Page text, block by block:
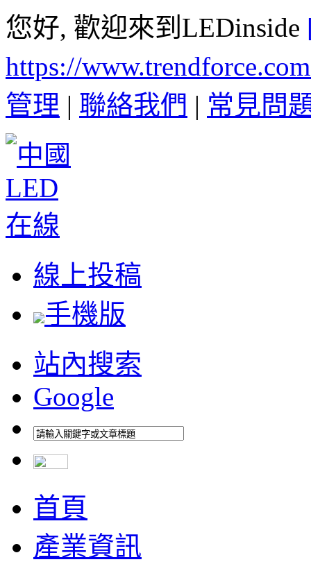
您好, 歡迎來到LEDinside
https://
管理 | 聯絡我們 | 常見問
線上投稿
手機版
站內搜索
Google
首頁
產業資訊